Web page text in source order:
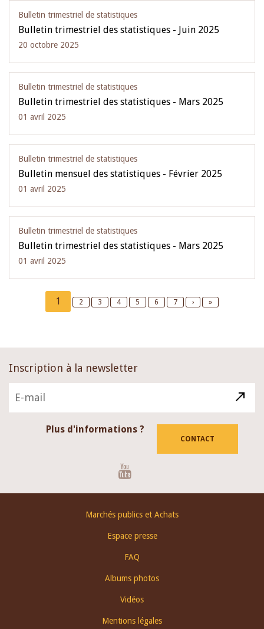
Bulletin trimestriel de statistiques
Bulletin trimestriel des statistiques - Juin 2025
20 octobre 2025
Bulletin trimestriel de statistiques
Bulletin trimestriel des statistiques - Mars 2025
01 avril 2025
Bulletin trimestriel de statistiques
Bulletin mensuel des statistiques - Février 2025
01 avril 2025
Bulletin trimestriel de statistiques
Bulletin trimestriel des statistiques - Mars 2025
01 avril 2025
Current
page
1 Page
2 Page
3 Page
4 Page
5 Page
6 Page
7
Next
›
Last
»
Inscription à la newsletter
Plus d'informations ?
CONTACT
Marchés publics et Achats
Espace presse
FAQ
Albums photos
Vidéos
Mentions légales